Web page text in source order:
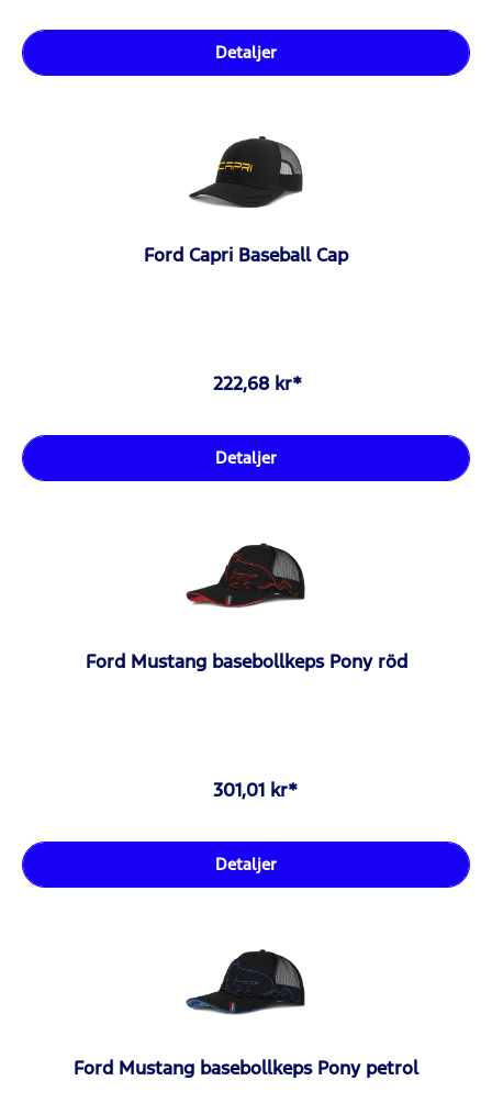
Detaljer
Ford Capri Baseball Cap
222,68 kr*
Detaljer
Ford Mustang basebollkeps Pony röd
301,01 kr*
Detaljer
Ford Mustang basebollkeps Pony petrol